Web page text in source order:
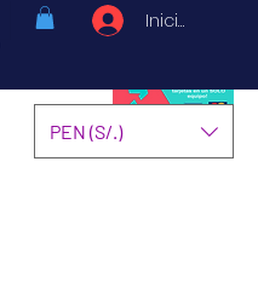
Iniciar sesión
PEN (S/.)